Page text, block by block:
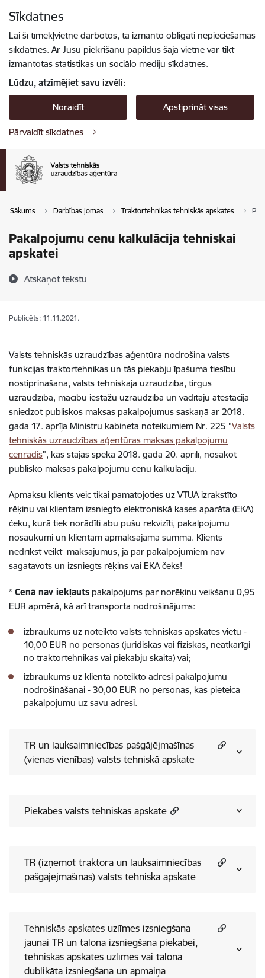
Sīkdatnes
Lai šī tīmekļvietne darbotos, tā izmanto obligāti nepieciešamās
sīkdatnes. Ar Jūsu piekrišanu papildus šajā vietnē var tikt
izmantotas statistikas un sociālo mediju sīkdatnes.
Lūdzu, atzīmējiet savu izvēli:
Noraidīt Apstiprināt visas
Pārvaldīt sīkdatnes
Sākums Darbības jomas Traktortehnikas tehniskās apskates
Pakalpojumu cenu kalkulācija tehniskai
apskatei
Atskaņot tekstu
Publicēts: 11.11.2021.
Valsts tehniskās uzraudzības aģentūra nodrošina valsts
funkcijas traktortehnikas un tās piekabju īpašuma tiesību
nostiprināšanā, valsts tehniskajā uzraudzībā, tirgus
uzraudzībā, mācību iestāžu uzraudzībā un vadītāju atestācijā
sniedzot publiskos maksas pakalpojumus saskaņā ar 2018.
gada 17. aprīļa Ministru kabineta noteikumiem Nr. 225 "Valsts
tehniskās uzraudzības aģentūras maksas pakalpojumu
cenrādis", kas stājās spēkā 2018. gada 20. aprīlī, nosakot
publisko maksas pakalpojumu cenu kalkulāciju.
Apmaksu klients veic tikai pamatojoties uz VTUA izrakstīto
rēķinu vai klientam izsniegto elektroniskā kases aparāta (EKA)
čeku, kurā tiek norādīti abu pušu rekvizīti, pakalpojumu
nosaukumi un klientam apmaksājamā summa. Klients
nedrīkst veikt maksājumus, ja par pakalpojumiem nav
sagatavots un izsniegts rēķins vai EKA čeks!
* Cenā nav iekļauts pakalpojums par norēķinu veikšanu 0,95
EUR apmērā, kā arī transporta nodrošinājums:
izbraukums uz noteikto valsts tehniskās apskates vietu -
10,00 EUR no personas (juridiskas vai fiziskas, neatkarīgi
no traktortehnikas vai piekabju skaita) vai;
izbraukums uz klienta noteikto adresi pakalpojumu
nodrošināšanai - 30,00 EUR no personas, kas pieteica
pakalpojumu uz savu adresi.
TR un lauksaimniecības pašgājējmašīnas
(vienas vienības) valsts tehniskā apskate
Piekabes valsts tehniskās apskate
TR (izņemot traktora un lauksaimniecības
pašgājējmašīnas) valsts tehniskā apskate
Tehniskās apskates uzlīmes izsniegšana
jaunai TR un talona izsniegšana piekabei,
tehniskās apskates uzlīmes vai talona
dublikāta izsniegšana un apmaiņa